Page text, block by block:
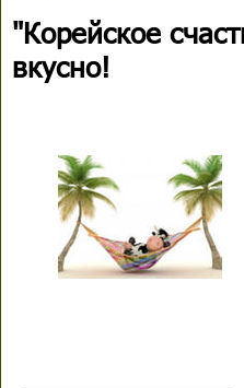
"Корейское
вкусно!